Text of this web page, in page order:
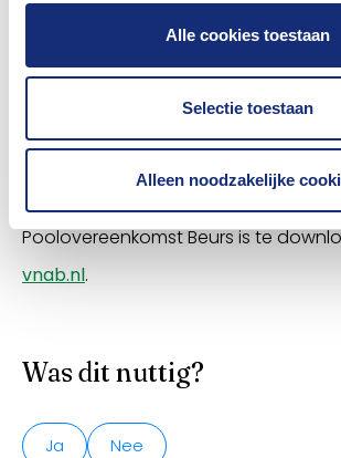
Alle cookies toestaan
Selectie toestaan
Alleen noodzakelijke
tussen hen gemaakte afspraken
leggen in een poolovereenkomst.
Poolovereenkomst Beurs is te
vnab.nl.
Was dit nuttig?
Ja Nee